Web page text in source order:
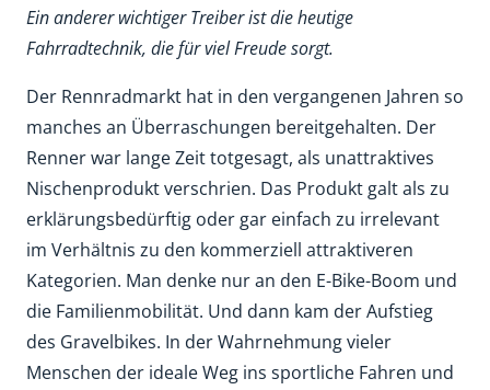
Ein anderer wichtiger Treiber ist die heutige
Fahrradtechnik, die für viel Freude sorgt.
Der Rennradmarkt hat in den vergangenen Jahren so
manches an Überraschungen bereitgehalten. Der
Renner war lange Zeit totgesagt, als unattraktives
Nischenprodukt verschrien. Das Produkt galt als zu
erklärungsbedürftig oder gar einfach zu irrelevant
im Verhältnis zu den kommerziell attraktiveren
Kategorien. Man denke nur an den E-Bike-Boom und
die Familienmobilität. Und dann kam der Aufstieg
des Gravelbikes. In der Wahrnehmung vieler
Menschen der ideale Weg ins sportliche Fahren und